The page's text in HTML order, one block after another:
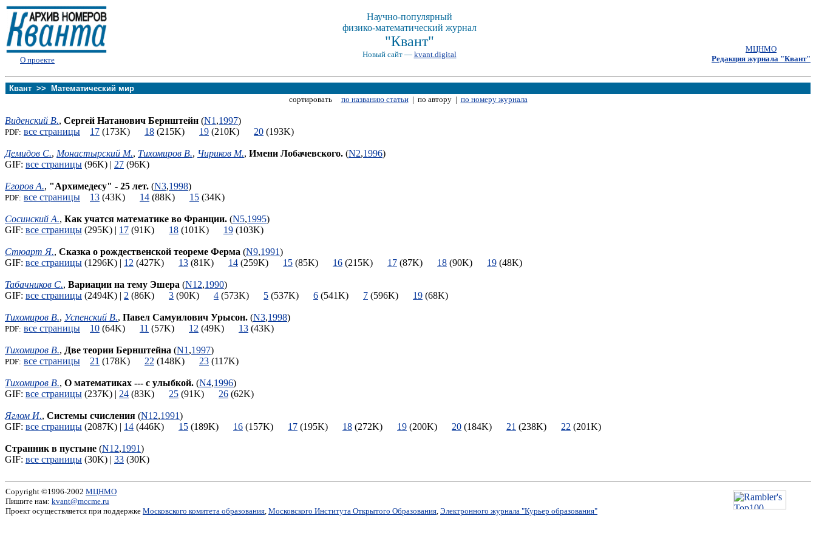
О проекте
Научно-популярный
физико-математический журнал
"Квант"
Новый сайт — kvant.digital
МЦНМО
Редакция журнала "Квант"
Квант >> Математический мир
сортировать по названию статьи| по автору | по номеру журнала
Виденский В., Сергей Натанович Бернштейн (N1 ,1997)
PDF: все страницы 17 (173K) 18 (215K) 19 (210K) 20 (193K)
Демидов С., Монастырский М., Тихомиров В., Чириков М., Имени Лобачевского. (N2,1996)
GIF: все страницы (96K) | 27 (96K)
Егоров А., "Архимедесу" - 25 лет. (N3,1998)
PDF: все страницы 13 (43K) 14 (88K) 15 (34K)
Сосинский А., Как учатся математике во Франции. (N5,1995)
GIF: все страницы (295K) | 17 (91K) 18 (101K) 19 (103K)
Стюарт Я., Сказка о рождественской теореме Ферма (N9,1991)
GIF: все страницы (1296K) | 12 (427K) 13 (81K) 14 (259K) 15 (85K) 16 (215K) 17 (87K) 18 (90K) 19 (48K)
Табачников С., Вариации на тему Эшера (N12,1990)
GIF: все страницы (2494K) | 2 (86K) 3 (90K) 4 (573K) 5 (537K) 6 (541K) 7 (596K) 19 (68K)
Тихомиров В., Успенский В., Павел Самуилович Урысон. (N3,1998)
PDF: все страницы 10 (64K) 11 (57K) 12 (49K) 13 (43K)
Тихомиров В., Две теории Бернштейна (N1 ,1997)
PDF: все страницы 21 (178K) 22 (148K) 23 (117K)
Тихомиров В., О математиках --- с улыбкой. (N4,1996)
GIF: все страницы (237K) | 24 (83K) 25 (91K) 26 (62K)
Яглом И., Системы счисления (N12,1991)
GIF: все страницы (2087K) | 14 (446K) 15 (189K) 16 (157K) 17 (195K) 18 (272K) 19 (200K) 20 (184K) 21 (238K) 22 (201K)
Странник в пустыне (N12,1991)
GIF: все страницы (30K) | 33 (30K)
Copyright ©1996-2002 МЦНМО
Пишите нам: kvant@mccme.ru
Проект осуществляется при поддержке Московского комитета образования, Московского Института Открытого Образования, Электронного журнала "Курьер образования"